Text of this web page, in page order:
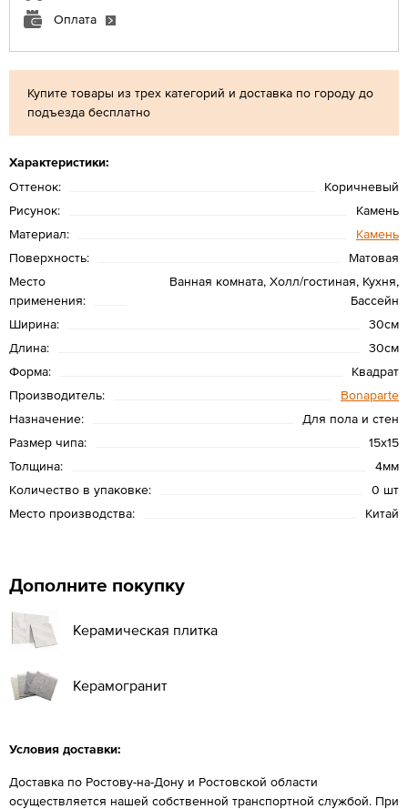
Купите товары из трех категорий и доставка по городу до
подъезда бесплатно
Характеристики:
Оттенок:
Коричневый
Рисунок:
Камень
Материал:
Камень
Поверхность:
Матовая
Место
применения:
Ванная комната, Холл/гостиная, Кухня,
Бассейн
Ширина:
30см
Длина:
30см
Форма:
Квадрат
Производитель:
Bonaparte
Назначение:
Для пола и стен
Размер чипа:
15х15
Толщина:
4мм
Количество в упаковке:
0 шт
Место производства:
Китай
Оплата
Дополните покупку
Керамическая плитка
Керамогранит
Условия доставки:
Доставка по Ростову-на-Дону и Ростовской области
осуществляется нашей собственной транспортной службой. При